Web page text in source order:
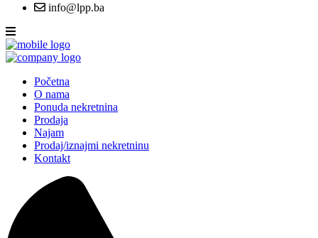
info@lpp.ba
Početna
O nama
Ponuda nekretnina
Prodaja
Najam
Prodaj/iznajmi nekretninu
Kontakt